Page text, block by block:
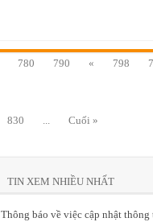
780 790 « 798
830 ... Cuối »
TIN XEM NHIỀU NHẤT
Thông báo về việc cập nhật thông